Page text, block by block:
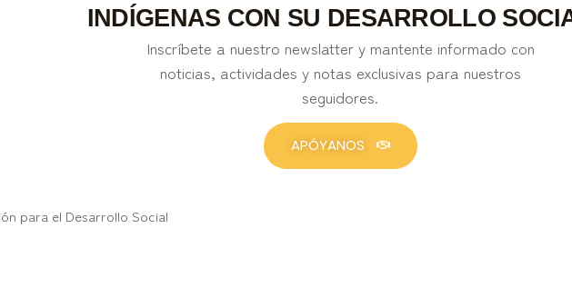
INDÍGENAS CON SU DESARROLLO
Inscríbete a nuestro newslatter y mantente informado con
noticias, actividades y notas exclusivas para nuestros
seguidores.
APÓYANOS
para el Desarrollo Social